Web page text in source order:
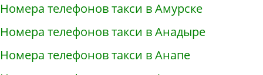
Номера телефонов такси в Амурске
Номера телефонов такси в Анадыре
Номера телефонов такси в Анапе